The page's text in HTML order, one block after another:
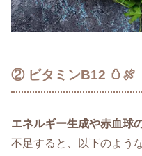
② ビタミンB12 🥚🍖
エネルギー生成や赤血球
不足すると、以下のよう